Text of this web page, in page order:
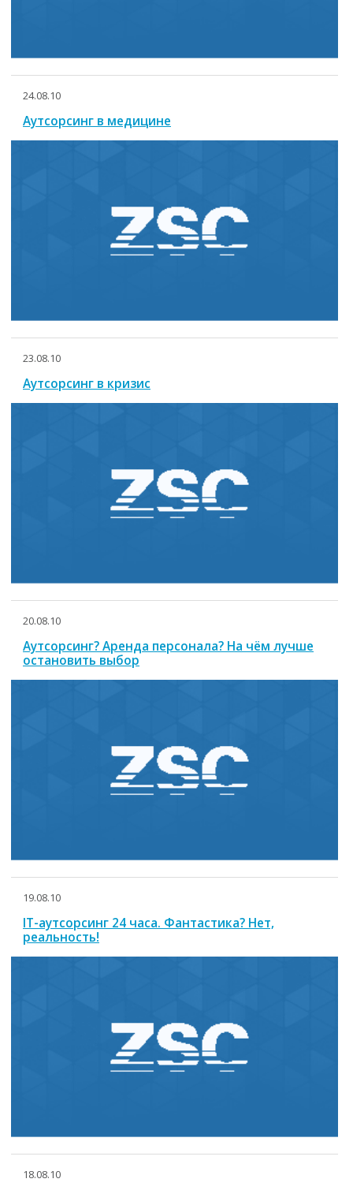
24.08.10
Аутсорсинг в медицине
23.08.10
Аутсорсинг в кризис
20.08.10
Аутсорсинг? Аренда персонала? На чём лучше
остановить выбор
19.08.10
IT-аутсорсинг 24 часа. Фантастика? Нет,
реальность!
18.08.10